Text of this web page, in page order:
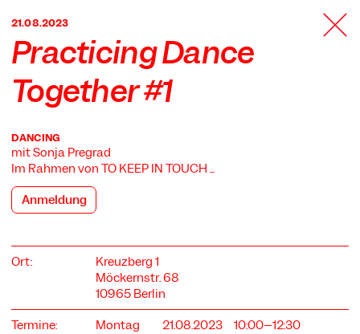
BERLIN
21.08.2023
Practicing Dance
Together #1
DANCING
mit Sonja Pregrad
Im Rahmen von TO KEEP IN TOUCH ...
Anmeldung
Ort:
Kreuzberg 1
Möckernstr. 68
10965 Berlin
Termine:
Montag 21.08.2023
10:00–12:30